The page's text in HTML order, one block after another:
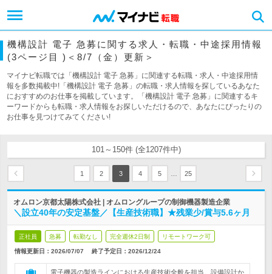
機構設計 電子 急募に関する求人・転職・中途採用情報
(3ページ目 )＜8/7（金）更新＞
マイナビ転職では「機構設計 電子 急募」に関連する転職・求人・中途採用情
報を多数掲載中!「機構設計 電子 急募」の転職・求人情報を探しているあなた
におすすめのお仕事を掲載しています。「機構設計 電子 急募」に関連するキ
ーワードからも転職・求人情報をお探しいただけるので、あなたにぴったりの
お仕事を見つけてみてください!
101～150件 (全1207件中)
1 2 3 4 5 25
オムロン京都太陽株式会社 | オムロングループの制御機器製造企業
＼設立40年の安定基盤／【生産技術職】★残業少/賞与5.6ヶ月
正社員 急募 転勤なし 完全週休2日制 リモートワーク可
情報更新日：2026/07/07 終了予定日： 2026/12/24
電子機器の製造ラインにおける生産技術全般を担当。設備設計か